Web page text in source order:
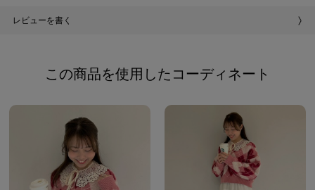
レビューを書く
この商品を使用したコーディネート